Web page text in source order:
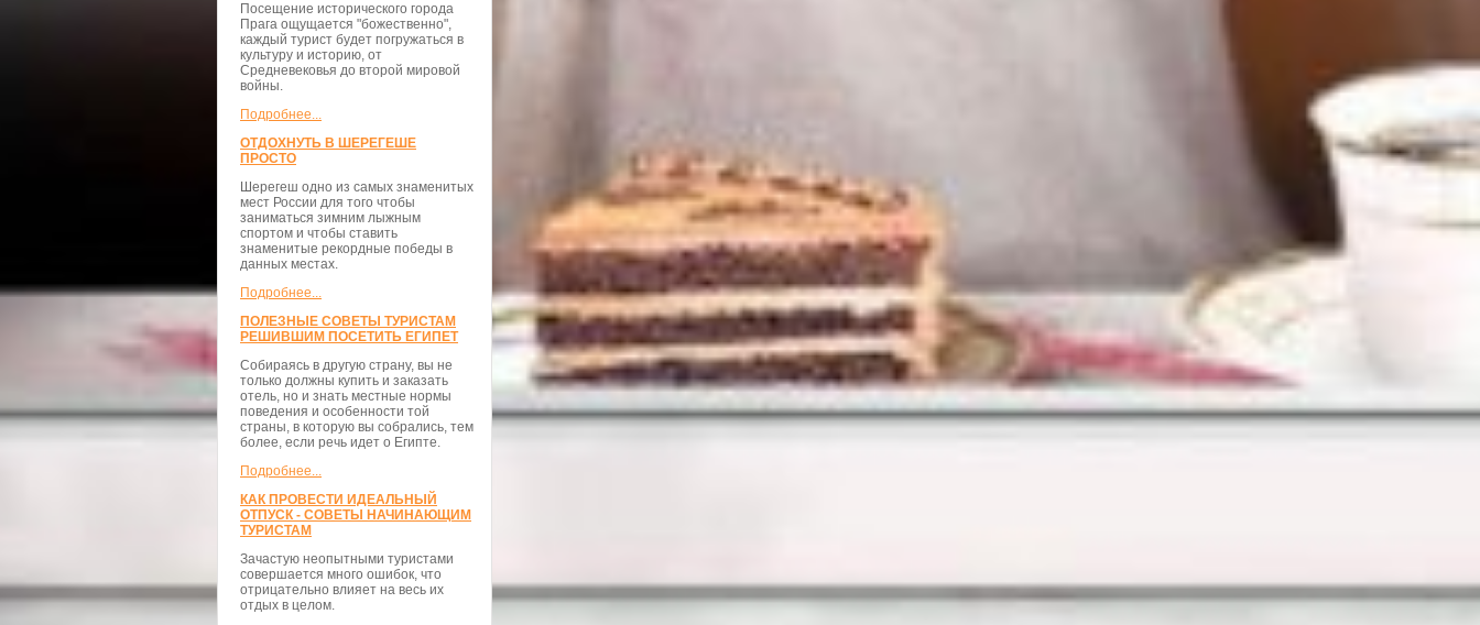
Посещение исторического города
Прага ощущается "божественно",
каждый турист будет погружаться в
культуру и историю, от
Средневековья до второй мировой
войны.
Подробнее...
ОТДОХНУТЬ В ШЕРЕГЕШЕ
ПРОСТО
Шерегеш одно из самых знаменитых
мест России для того чтобы
заниматься зимним лыжным
спортом и чтобы ставить
знаменитые рекордные победы в
данных местах.
Подробнее...
ПОЛЕЗНЫЕ СОВЕТЫ ТУРИСТАМ
РЕШИВШИМ ПОСЕТИТЬ ЕГИПЕТ
Собираясь в другую страну, вы не
только должны купить и заказать
отель, но и знать местные нормы
поведения и особенности той
страны, в которую вы собрались, тем
более, если речь идет о Египте.
Подробнее...
КАК ПРОВЕСТИ ИДЕАЛЬНЫЙ
ОТПУСК - СОВЕТЫ НАЧИНАЮЩИМ
ТУРИСТАМ
Зачастую неопытными туристами
совершается много ошибок, что
отрицательно влияет на весь их
отдых в целом.